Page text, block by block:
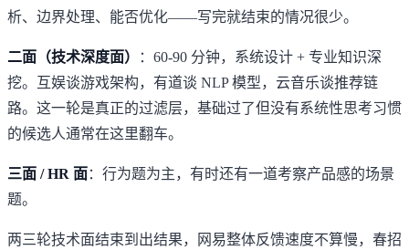
析、边界处理、能否优化——写完就结束的情况很少。
二面（技术深度面）
：60-90 分钟，系统设计 + 专业知识深
挖。互娱谈游戏架构，有道谈 NLP 模型，云音乐谈推荐链
路。这一轮是真正的过滤层，基础过了但没有系统性思考习惯
的候选人通常在这里翻车。
三面 / HR 面：行为题为主，有时还有一道考察产品感的场景
题。
两三轮技术面结束到出结果，网易整体反馈速度不算慢，春招